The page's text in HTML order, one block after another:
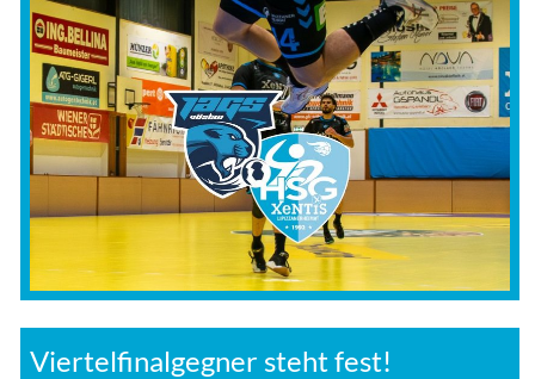
Viertelfinalgegner steht fest!